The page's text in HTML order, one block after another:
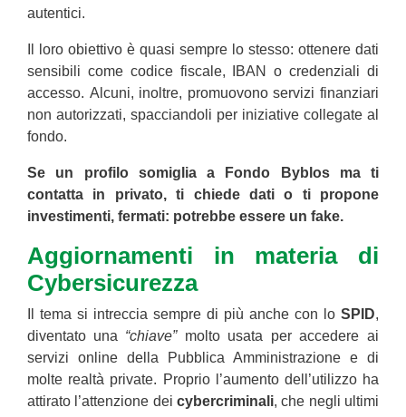
autentici.
Il loro obiettivo è quasi sempre lo stesso: ottenere dati
sensibili come codice fiscale, IBAN o credenziali di
accesso. Alcuni, inoltre, promuovono servizi finanziari
non autorizzati, spacciandoli per iniziative collegate al
fondo.
Se un profilo somiglia a Fondo Byblos ma ti
contatta in privato, ti chiede dati o ti propone
investimenti, fermati: potrebbe essere un fake.
Aggiornamenti in materia di
Cybersicurezza
Il tema si intreccia sempre di più anche con lo SPID,
diventato una “chiave”molto usata per accedere ai
servizi online della Pubblica Amministrazione e di
molte realtà private. Proprio l’aumento dell’utilizzo ha
attirato l’attenzione dei cybercriminali, che negli ultimi